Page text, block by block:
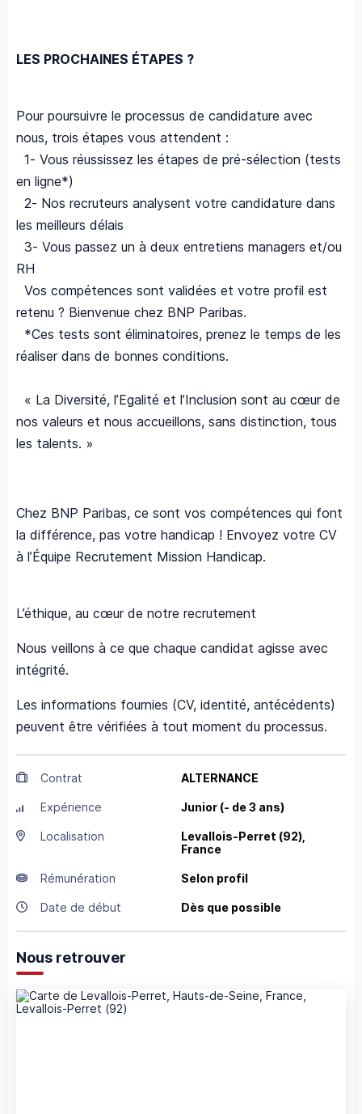
LES PROCHAINES ÉTAPES ?
Pour poursuivre le processus de candidature avec
nous, trois étapes vous attendent :
1- Vous réussissez les étapes de pré-sélection (tests
en ligne*)
2- Nos recruteurs analysent votre candidature dans
les meilleurs délais
3- Vous passez un à deux entretiens managers et/ou
RH
Vos compétences sont validées et votre profil est
retenu ? Bienvenue chez BNP Paribas.
*Ces tests sont éliminatoires, prenez le temps de les
réaliser dans de bonnes conditions.
« La Diversité, l’Egalité et l’Inclusion sont au cœur de
nos valeurs et nous accueillons, sans distinction, tous
les talents. »
Chez BNP Paribas, ce sont vos compétences qui font
la différence, pas votre handicap ! Envoyez votre CV
à l’Équipe Recrutement Mission Handicap.
L’éthique, au cœur de notre recrutement
Nous veillons à ce que chaque candidat agisse avec
intégrité.
Les informations fournies (CV, identité, antécédents)
peuvent être vérifiées à tout moment du processus.
Contrat ALTERNANCE
Expérience Junior (- de 3 ans)
Localisation Levallois-Perret (92),
France
Rémunération Selon profil
Date de début Dès que possible
Nous retrouver